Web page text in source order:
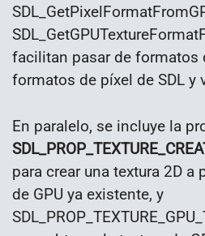
facilitan pasar de formatos
formatos de píxel de SDL y
En paralelo, se incluye la
para crear una textura 2D a
de GPU ya existente, y